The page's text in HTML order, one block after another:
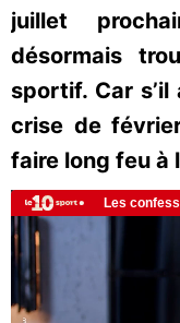
juillet
désormais
sportif. Car
crise de
faire long feu à